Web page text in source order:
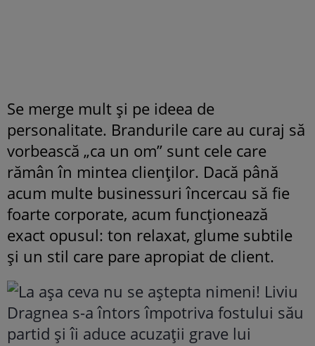
Se merge mult și pe ideea de
personalitate. Brandurile care au curaj să
vorbească „ca un om” sunt cele care
rămân în mintea clienților. Dacă până
acum multe businessuri încercau să fie
foarte corporate, acum funcționează
exact opusul: ton relaxat, glume subtile
și un stil care pare apropiat de client.